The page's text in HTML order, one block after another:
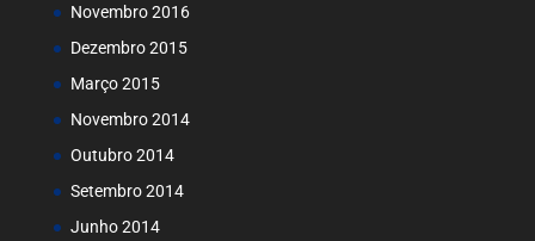
Novembro 2016
Dezembro 2015
Março 2015
Novembro 2014
Outubro 2014
Setembro 2014
Junho 2014